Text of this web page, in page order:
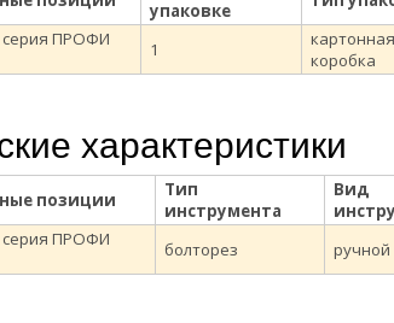
упаковке
серия ПРОФИ
1
картонная
коробка
характеристики
позиции
Тип
инструмента
Вид
серия ПРОФИ
болторез ручной